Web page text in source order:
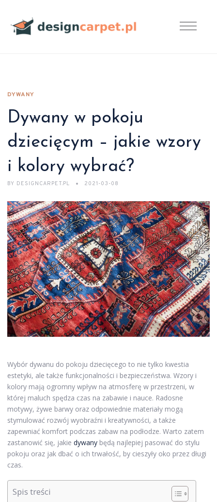
DYWANY
Dywany w pokoju
dziecięcym – jakie wzory
i kolory wybrać?
BY DESIGNCARPET.PL 2021-03-08
Wybór dywanu do pokoju dziecięcego to nie tylko kwestia
estetyki, ale także funkcjonalności i bezpieczeństwa. Wzory i
kolory mają ogromny wpływ na atmosferę w przestrzeni, w
której maluch spędza czas na zabawie i nauce. Radosne
motywy, żywe barwy oraz odpowiednie materiały mogą
stymulować rozwój wyobraźni i kreatywności, a także
zapewniać komfort podczas zabaw na podłodze. Warto zatem
zastanowić się, jakie dywany będą najlepiej pasować do stylu
pokoju oraz jak dbać o ich trwałość, by cieszyły oko przez długi
czas.
Spis treści